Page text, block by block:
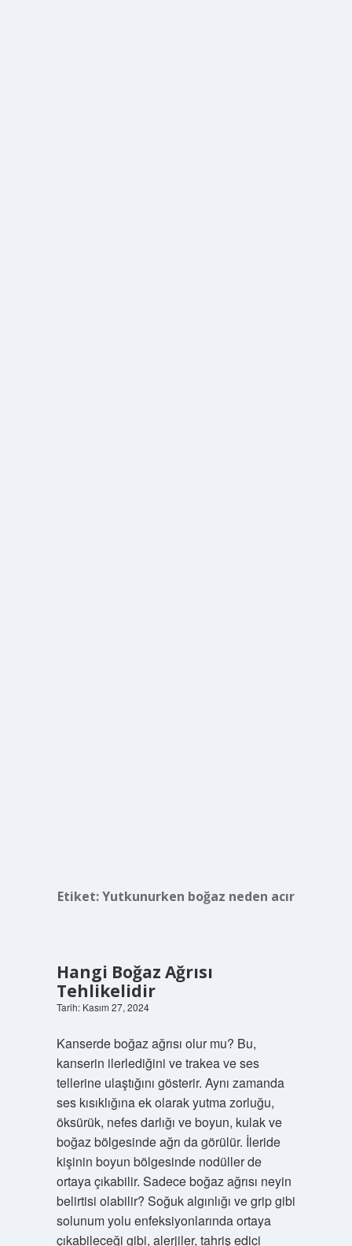
Etiket:Yutkunurken boğaz neden acır
Hangi Boğaz Ağrısı
Tehlikelidir
Tarih: Kasım 27, 2024
Kanserde boğaz ağrısı olur mu? Bu,
kanserin ilerlediğini ve trakea ve ses
tellerine ulaştığını gösterir. Aynı zamanda
ses kısıklığına ek olarak yutma zorluğu,
öksürük, nefes darlığı ve boyun, kulak ve
boğaz bölgesinde ağrı da görülür. İleride
kişinin boyun bölgesinde nodüller de
ortaya çıkabilir. Sadece boğaz ağrısı neyin
belirtisi olabilir? Soğuk algınlığı ve grip gibi
solunum yolu enfeksiyonlarında ortaya
çıkabileceği gibi, alerjiler, tahriş edici